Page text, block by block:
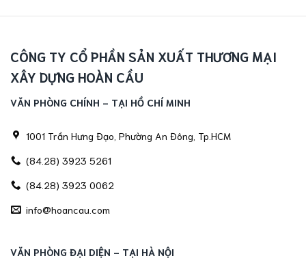
CÔNG TY CỔ PHẦN SẢN XUẤT THƯƠNG MẠI
XÂY DỰNG HOÀN CẦU
VĂN PHÒNG CHÍNH - TẠI HỒ CHÍ MINH
1001 Trần Hưng Đạo, Phường An Đông, Tp.HCM
(84.28) 3923 5261
(84.28) 3923 0062
info@hoancau.com
VĂN PHÒNG ĐẠI DIỆN - TẠI HÀ NỘI